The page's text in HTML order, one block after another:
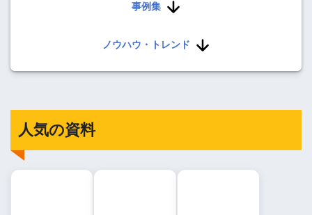
事例集
ノウハウ・トレンド
人気の資料